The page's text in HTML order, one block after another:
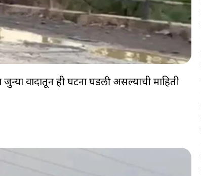
वादातून ही घटना घडली असल्याची माहिती